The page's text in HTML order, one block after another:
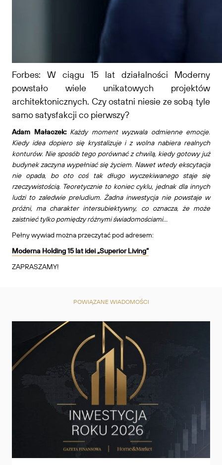
Forbes: W ciągu 15 lat działalności Moderny
powstało wiele unikatowych projektów
architektonicznych. Czy ostatni niesie ze sobą tyle
samo satysfakcji co pierwszy?
Adam Małaczek: Każdy moment wyzwala odmienne emocje.
Kiedy idea dopiero się krystalizuje i z wolna nabiera realnych
konturów. Nie sposób tego porównać z chwilą, kiedy gotowy już
budynek zaczyna wypełniać się życiem. Nawet wtedy ekscytacja
nie opada, bo oto coś tak długo wyczekiwanego staje się
rzeczywistością. Teoretycznie to koniec cyklu, jednak dla innych
ludzi to zaledwie preludium. Żadna inwestycja nie powstaje w
próżni, ma charakter intersubiektywny, co oznacza, że może
zaistnieć tylko pomiędzy różnymi świadomościami…
Pełny wywiad można przeczytać pod adresem:
Moderna Holding 15 lat idei „Superior Living”
ZAPRASZAMY!
POWIĄZANE WIADOMOŚCI